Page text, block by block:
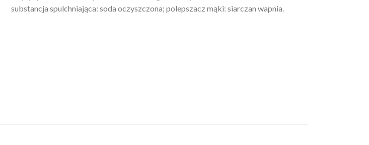
substancja spulchniająca: soda oczyszczona; polepszacz mąki: siarczan wapnia.